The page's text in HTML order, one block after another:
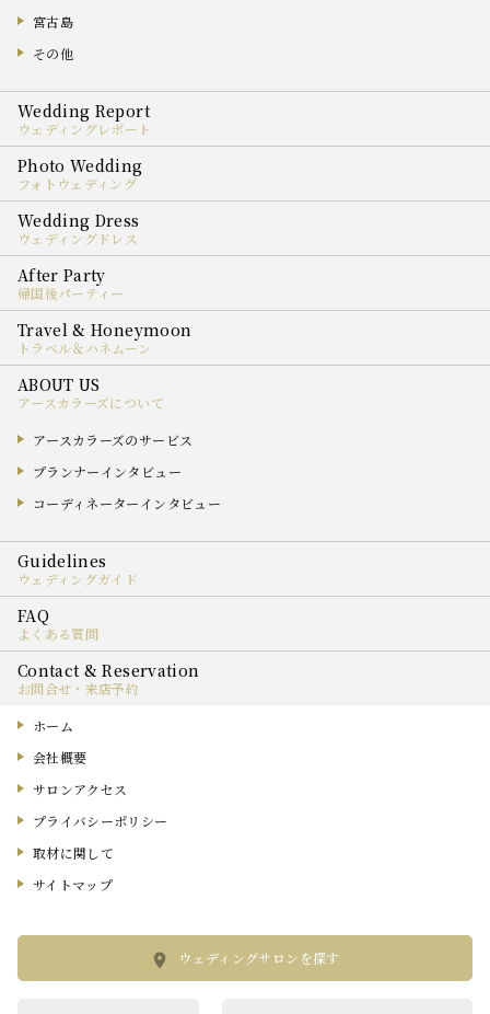
宮古島
その他
ウェディングレポート
フォトウェディング
ウェディングドレス
帰国後パーティー
トラベル＆ハネムーン
アースカラーズについて
アースカラーズのサービス
プランナーインタビュー
コーディネーターインタビュー
ウェディングガイド
よくある質問
お問合せ・来店予約
ホーム
会社概要
サロンアクセス
プライバシーポリシー
取材に関して
サイトマップ
ウェディングサロンを探す